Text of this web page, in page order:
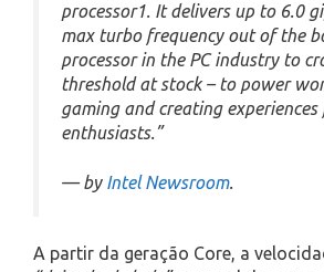
processor1. It delivers up to 6.0
max turbo frequency out of the
processor in the PC industry to
threshold at stock – to power
gaming and creating
enthusiasts.”
— by Intel Newsroom.
A partir da geração Core, a